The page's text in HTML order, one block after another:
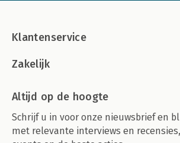
Klantenservice
Zakelijk
Altijd op de hoogte
Schrijf u in voor onze nieuwsbrief en
met relevante interviews en